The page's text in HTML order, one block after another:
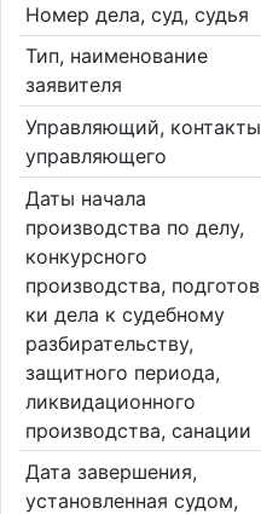
Номер дела, суд, судья
Тип, наименование
заявителя
Управляющий, контакты
управляющего
Даты начала
производства по делу,
конкурсного
производства, подготов
ки дела к судебному
разбирательству,
защитного периода,
ликвидационного
производства, санации
Дата завершения,
установленная судом,